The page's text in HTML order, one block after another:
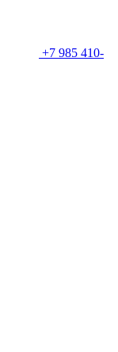
+7 985 410-